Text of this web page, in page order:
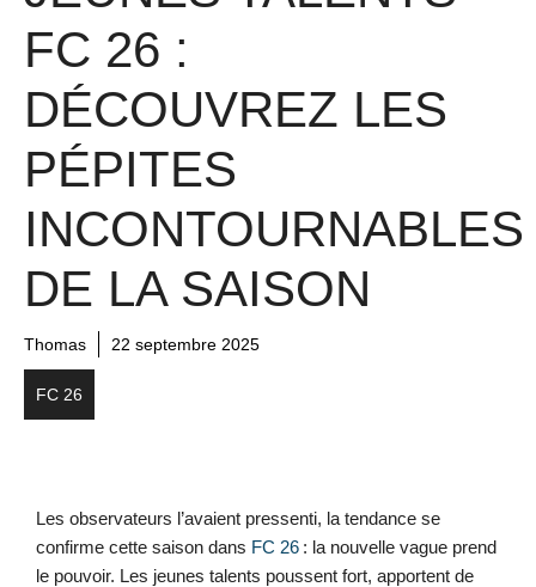
FC 26 :
DÉCOUVREZ LES
PÉPITES
INCONTOURNABLES
DE LA SAISON
Thomas 22 septembre 2025
FC 26
Les observateurs l’avaient pressenti, la tendance se
confirme cette saison dans FC 26 : la nouvelle vague prend
le pouvoir. Les jeunes talents poussent fort, apportent de